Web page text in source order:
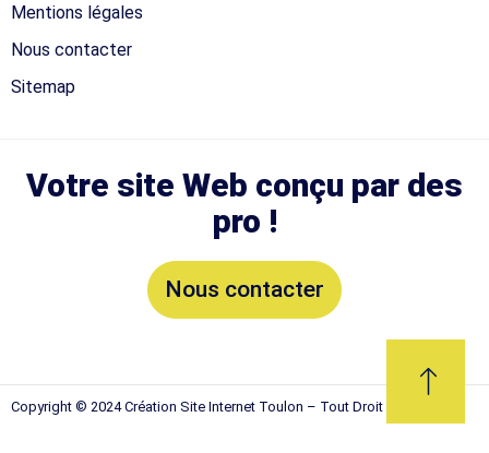
Mentions légales
Nous contacter
Sitemap
Votre site Web conçu par des
pro !
Nous contacter
Copyright © 2024 Création Site Internet Toulon – Tout Droit Réservés